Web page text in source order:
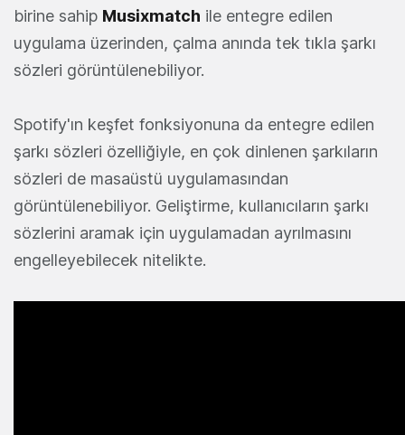
birine sahip Musixmatch ile entegre edilen
uygulama üzerinden, çalma anında tek tıkla şarkı
sözleri görüntülenebiliyor.
Spotify'ın keşfet fonksiyonuna da entegre edilen
şarkı sözleri özelliğiyle, en çok dinlenen şarkıların
sözleri de masaüstü uygulamasından
görüntülenebiliyor. Geliştirme, kullanıcıların şarkı
sözlerini aramak için uygulamadan ayrılmasını
engelleyebilecek nitelikte.